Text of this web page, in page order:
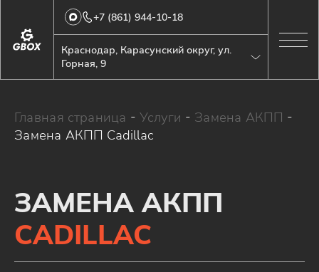
Краснодар, Карасунский округ, ул.
Горная, 9
+7 (861) 944-10-18
Главная страница - Услуги - Замена АКПП -
Замена АКПП Cadillac
ЗАМЕНА АКПП
CADILLAC